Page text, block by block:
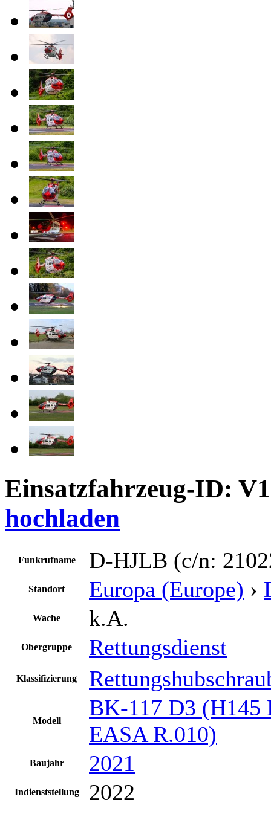
Einsatzfahrzeug-ID:
hochladen
Funkrufname D-HJLB (c/n:
Standort Europa (Europe) ›
Wache k.A.
Obergruppe Rettungsdienst
Klassifizierung
Modell
BK-117 D3
EASA R.010)
Baujahr 2021
Indienststellung 2022